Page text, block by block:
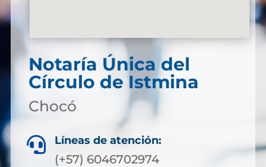
Notaría Única del
Círculo de Istmina
Chocó
 Líneas de atención:
(+57) 6046702974